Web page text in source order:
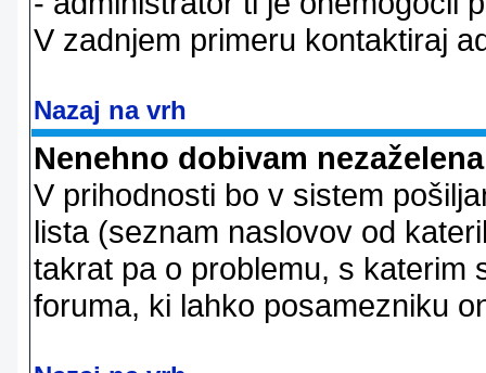
V zadnjem primeru kontaktiraj
Nazaj na vrh
Nenehno dobivam
V prihodnosti bo v sistem
lista (seznam naslovov od
takrat pa o problemu, s katerim
foruma, ki lahko posamezniku